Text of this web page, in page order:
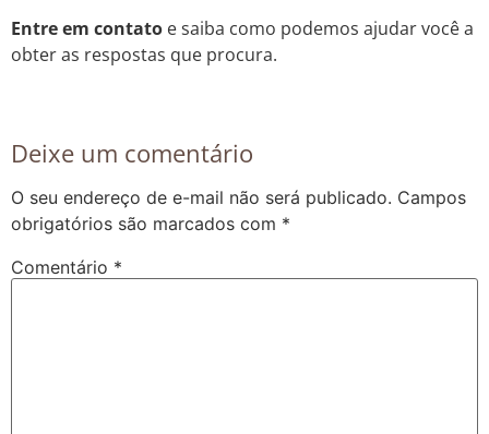
Entre em contato e saiba como podemos ajudar você a
obter as respostas que procura.
Deixe um comentário
O seu endereço de e-mail não será publicado. Campos
obrigatórios são marcados com *
Comentário *